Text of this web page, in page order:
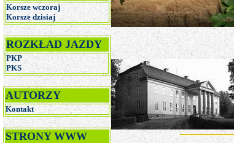
Korsze wczoraj
Korsze dzisiaj
ROZKŁAD JAZDY
PKP
PKS
AUTORZY
Kontakt
STRONY WWW